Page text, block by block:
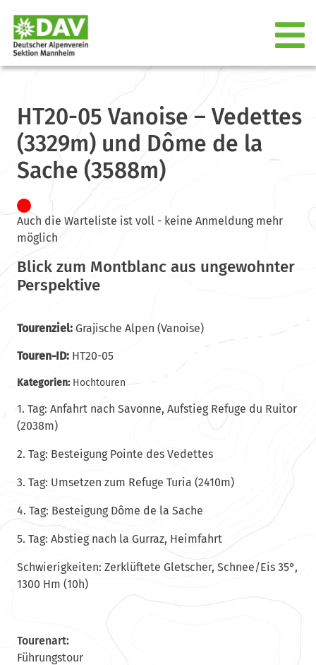
HT20-05 Vanoise – Vedettes
(3329m) und Dôme de la
Sache (3588m)
Auch die Warteliste ist voll - keine Anmeldung mehr
möglich
Blick zum Montblanc aus ungewohnter
Perspektive
Tourenziel:Grajische Alpen (Vanoise)
Touren-ID:HT20-05
Kategorien: Hochtouren
1. Tag: Anfahrt nach Savonne, Aufstieg Refuge du Ruitor
(2038m)
2. Tag: Besteigung Pointe des Vedettes
3. Tag: Umsetzen zum Refuge Turia (2410m)
4. Tag: Besteigung Dôme de la Sache
5. Tag: Abstieg nach la Gurraz, Heimfahrt
Schwierigkeiten: Zerklüftete Gletscher, Schnee/Eis 35°,
1300 Hm (10h)
Tourenart:
Führungstour